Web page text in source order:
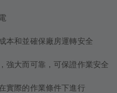
本和並確保廠房運轉安全
強大而可靠，可保證作業安全
實際的作業條件下進行